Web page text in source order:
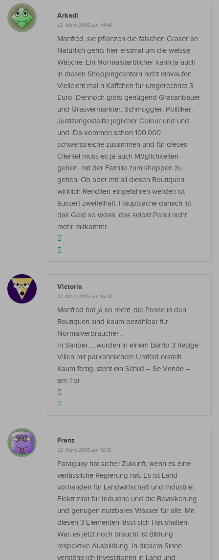
Arkadi
12. März 2015 um 14:46
Manfred, sie pflanzen die falschen Gräser an.
Natürlich gehts hier erstmal um die weisse
Wäsche. Ein Normalsterblicher kann ja auch
in diesen Shoppingcentern nicht einkaufen.
Vielleicht mal n Käffchen für umgerechnet 3
Euro. Dennoch gibts genügend Grasanbauer
und Grasvermarkter, Schmuggler, Politiker,
Justizangestellte jeglicher Colour und und
und. Da kommen schon 100.000
schwerstreiche zusammen und für dieses
Clientel muss es ja auch Möglichkeiten
geben. mit der Familie zum shoppen zu
gehen. Ob aber mit all diesen Boutiquen
wirklich Renditen eingefahren werden ist
äussert zweifelhaft. Hauptsache danach ist
das Geld so weiss, das selbst Persil nicht
mehr mitkommt.
Victoria
12. März 2015 um 16:28
Manfred hat ja so recht, die Preise in den
Boutiquen sind kaum bezahlbar für
Normalverbraucher .
In Sanber…. wurden in einem Barrio 3 riesige
Villen mit parkähnlichem Umfeld erstellt.
Kaum fertig, steht ein Schild – Se Vende –
am Tor.
Franz
12. März 2015 um 19:15
Paraguay hat sicher Zukunft, wenn es eine
verlässliche Regierung hat. Es ist Land
vorhanden für Landwirtschaft und Industrie,
Elektrizität für Industrie und die Bevölkerung
und genügen nutzbares Wasser für alle. Mit
diesen 3 Elementen lässt sich Haushalten.
Was es jetzt noch braucht ist Bildung
respektive Ausbildung. In diesem Sinne
verstehe ich Investitionen in Land und